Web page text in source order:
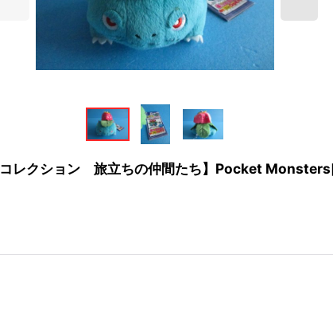
コレクション 旅立ちの仲間たち】Pocket